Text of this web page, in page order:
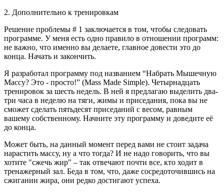
2. Дополнительно к тренировкам
Решение проблемы # 1 заключается в том, чтобы следовать
программе. У меня есть одно правило в отношении программ:
не важно, что именно вы делаете, главное довести это до
конца. Начать и закончить.
Я разработал программу под названием “Набрать Мышечную
Массу? Это - просто!” (Mass Made Simple). Четырнадцать
тренировок за шесть недель. В ней я предлагаю выделить два-
три часа в неделю на тяги, жимы и приседания, пока вы не
сможет сделать пятьдесят приседаний с весом, равным
вашему собственному. Начните эту программу и доведите её
до конца.
Может быть, на данный момент перед вами не стоит задача
нарастить массу, ну а что тогда? И не надо говорить, что вы
хотите "сжечь жир" – так отвечают почти все, кто ходит в
тренажерный зал. Беда в том, что, даже сосредоточившись на
сжигании жира, они редко достигают успеха.